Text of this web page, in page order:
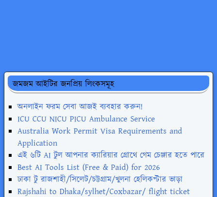
জমজম আইটির জনপ্রিয় লিংকসমূহ
অনলাইন ফরম সেবা আজই ব্যবহার করুন!
ICU CCU NICU PICU Ambulance Service
Australia Work Permit Visa Requirements and
Application
এই ৬টি AI টুল আপনার ক্যারিয়ার গ্রোথে গেম চেঞ্জার হতে পারে
Best AI Tools List (Free & Paid) for 2026
ঢাকা টু রাজশাহী/সিলেট/চট্টগ্রাম/খুলনা হেলিকপ্টার ভাড়া
Rajshahi to Dhaka/sylhet/Coxbazar/ flight ticket